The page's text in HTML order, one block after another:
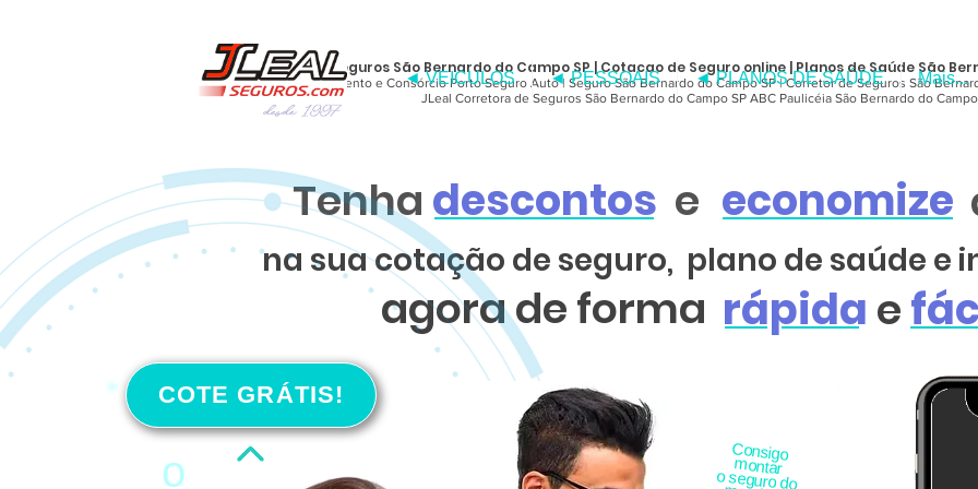
Corretora de Seguros São Bernardo do Campo SP | Cotacao de Seguro online | Planos de Saúde São
Financiamento e Consórcio Porto Seguro Auto | Seguro São Bernardo do Campo SP | Corretor de Seguros São
JLeal Corretora de Seguros São Bernardo do Campo SP ABC Paulicéia São Bernardo do Campo
◄ VEICULOS ◄ PESSOAIS ◄ PLANOS DE SAÚDE Mais...
economize
Tenha descontos e
na sua cotação de seguro, plano de saúde e
rápida e
agora de forma
COTE GRÁTIS!
o Consigo
montar
o seguro do